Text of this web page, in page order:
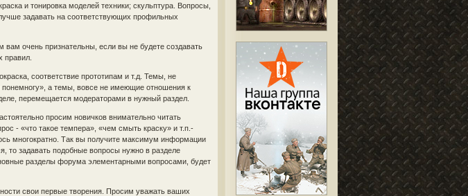
и тонировка моделей техники; скульптура. Вопросы,
задавать на соответствующих профильных
очень признательны, если вы не будете создавать
правил.
соответствие прототипам и т.д. Темы, не
а темы, вовсе не имеющие отношения к
перемещается модераторами в нужный раздел.
просим новичков внимательно читать
- «что такое темпера», «чем смыть краску» и т.п.-
многократно. Так вы получите максимум информации
то задавать подобные вопросы нужно в разделе
разделы форума элементарными вопросами, будет
свои первые творения. Просим уважать ваших